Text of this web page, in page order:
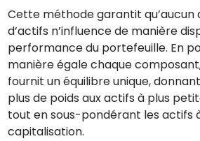
Cette méthode garantit qu’aucun
d’actifs n’influence de manière
performance du portefeuille. En
manière égale chaque
fournit un équilibre unique,
plus de poids aux actifs à plus
tout en sous-pondérant les actifs
capitalisation.